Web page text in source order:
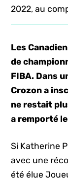
2022, au
Les
de
FIBA. Dans
Crozon a
ne restait
a remporté
Si Katherine
avec une
été élue